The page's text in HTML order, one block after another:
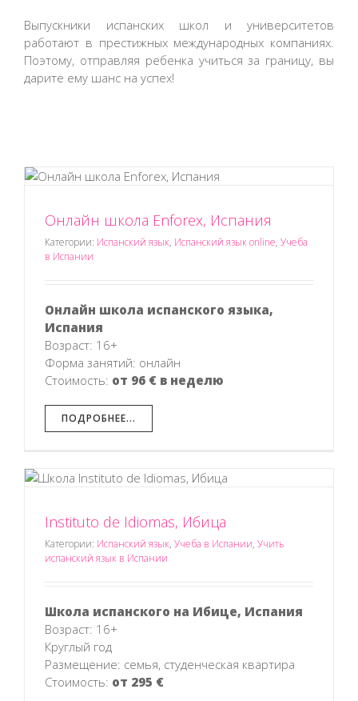
Выпускники испанских школ и университетов
работают в престижных международных компаниях.
Поэтому, отправляя ребенка учиться за границу, вы
дарите ему шанс на успех!
Онлайн школа Enforex, Испания
Категории: Испанский язык, Испанский язык online, Учеба
в Испании
Онлайн школа испанского языка,
Испания
Возраст: 16+
Форма занятий: онлайн
Стоимость: от 96 € в неделю
ПОДРОБНЕЕ...
Instituto de Idiomas, Ибица
Категории: Испанский язык, Учеба в Испании, Учить
испанский язык в Испании
Школа испанского на Ибице, Испания
Возраст: 16+
Круглый год
Размещение: семья, студенческая квартира
Стоимость: от 295 €